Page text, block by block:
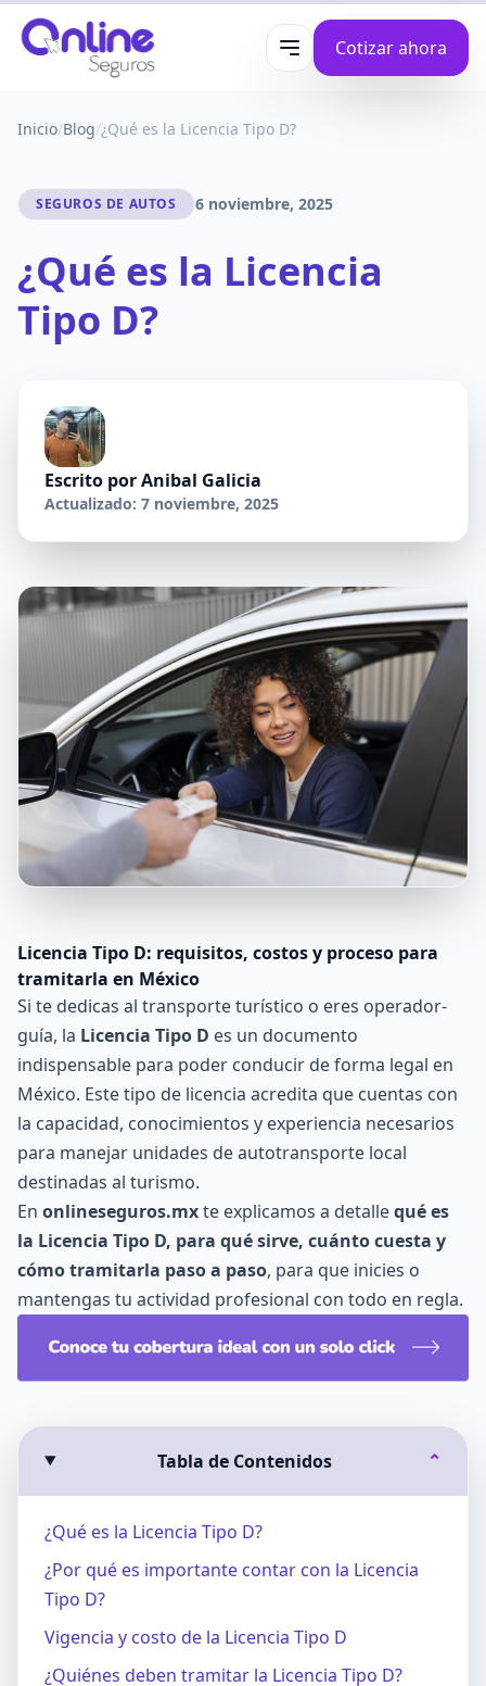
Abrir menúCotizar ahora
Inicio/Blog/¿Qué es la Licencia Tipo D?
SEGUROS DE AUTOS 6 noviembre, 2025
¿Qué es la Licencia
Tipo D?
Escrito porAnibal Galicia
Actualizado: 7 noviembre, 2025
Licencia Tipo D: requisitos, costos y proceso para
tramitarla en México
Si te dedicas al transporte turístico o eres operador-
guía, la Licencia Tipo D es un documento
indispensable para poder conducir de forma legal en
México. Este tipo de licencia acredita que cuentas con
la capacidad, conocimientos y experiencia necesarios
para manejar unidades de autotransporte local
destinadas al turismo.
En onlineseguros.mxte explicamos a detallequé es
la Licencia Tipo D, para qué sirve, cuánto cuesta y
cómo tramitarla paso a paso, para que inicies o
mantengas tu actividad profesional con todo en regla.
Tabla de Contenidos ⌄
¿Qué es la Licencia Tipo D?
¿Por qué es importante contar con la Licencia
Tipo D?
Vigencia y costo de la Licencia Tipo D
¿Quiénes deben tramitar la Licencia Tipo D?